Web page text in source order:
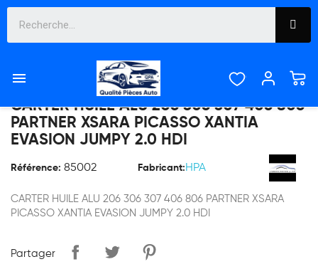

CARTER HUILE ALU 206 306 307 406 806
PARTNER XSARA PICASSO XANTIA
EVASION JUMPY 2.0 HDI
Référence: 85002 Fabricant: HPA
CARTER HUILE ALU 206 306 307 406 806 PARTNER XSARA
PICASSO XANTIA EVASION JUMPY 2.0 HDI
Partager